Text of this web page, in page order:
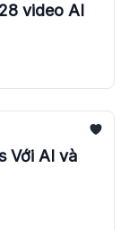
video AI
Với AI và